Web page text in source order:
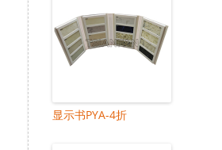
显示书PYA-4折